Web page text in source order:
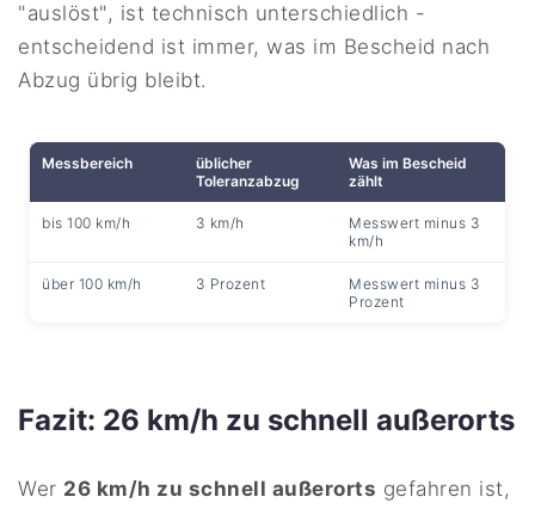
"auslöst", ist technisch unterschiedlich -
entscheidend ist immer, was im Bescheid nach
Abzug übrig bleibt.
Messbereich
üblicher
Toleranzabzug
Was im Bescheid
zählt
bis 100 km/h 3 km/h
Messwert minus 3
km/h
über 100 km/h 3 Prozent
Messwert minus 3
Prozent
Fazit: 26 km/h zu schnell außerorts
Wer 26 km/h zu schnell außerorts gefahren ist,